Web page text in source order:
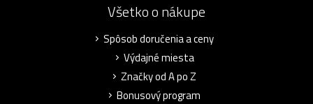
Všetko o nákupe
Spôsob doručenia a ceny
Výdajné miesta
Značky od A po Z
Bonusový program